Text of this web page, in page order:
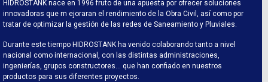
HIDROSTANK nace en 1996 fruto de una apuesta por ofrecer soluciones
innovadoras que m ejoraran el rendimiento de la Obra Civil, así como por
tratar de optimizar la gestión de las redes de Saneamiento y Pluviales.
Durante este tiempo HIDROSTANK ha venido colaborando tanto a nivel
nacional como internacional, con las distintas administraciones,
ingenierías, grupos constructores… que han confiado en nuestros
productos para sus diferentes proyectos.